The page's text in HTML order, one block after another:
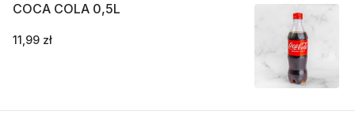
COCA COLA 0,5L
11,99 zł